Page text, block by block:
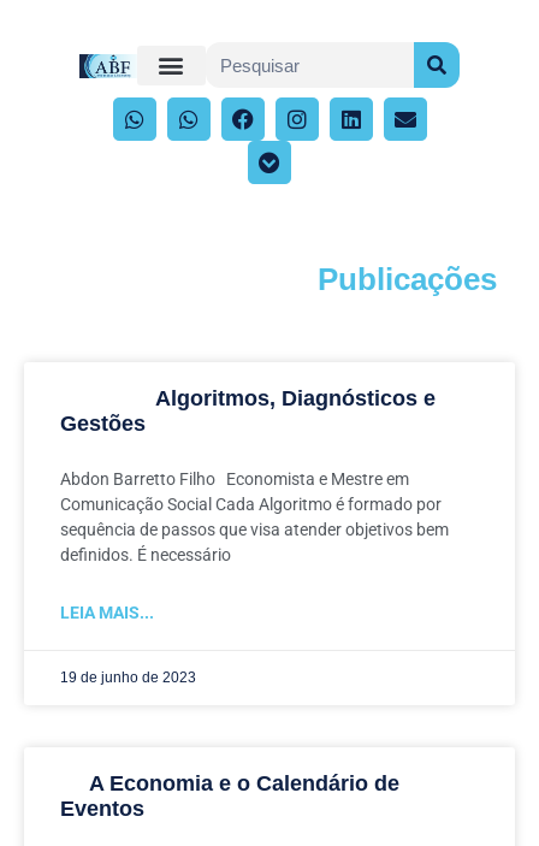
Publicações
Algoritmos, Diagnósticos e
Gestões
Abdon Barretto Filho Economista e Mestre em
Comunicação Social Cada Algoritmo é formado por
sequência de passos que visa atender objetivos bem
definidos. É necessário
LEIA MAIS...
19 de junho de 2023
A Economia e o Calendário de
Eventos